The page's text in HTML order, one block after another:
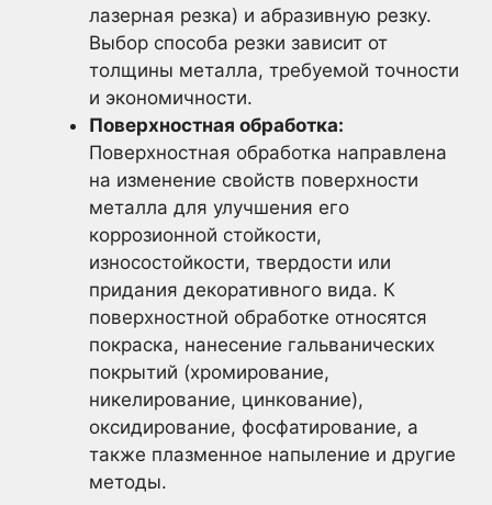
лазерная резка) и абразивную резку.
Выбор способа резки зависит от
толщины металла, требуемой точности
и экономичности.
Поверхностная обработка:
Поверхностная обработка направлена
на изменение свойств поверхности
металла для улучшения его
коррозионной стойкости,
износостойкости, твердости или
придания декоративного вида. К
поверхностной обработке относятся
покраска, нанесение гальванических
покрытий (хромирование,
никелирование, цинкование),
оксидирование, фосфатирование, а
также плазменное напыление и другие
методы.